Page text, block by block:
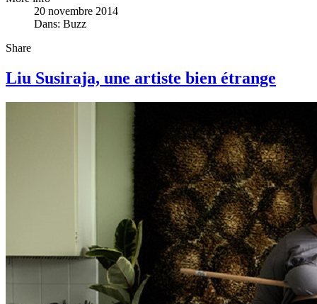
20 novembre 2014
Dans: Buzz
Share
Liu Susiraja, une artiste bien étrange